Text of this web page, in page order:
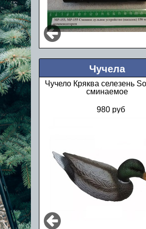
Чучела
Чучело Кряква селезень
сминаемое
980 руб